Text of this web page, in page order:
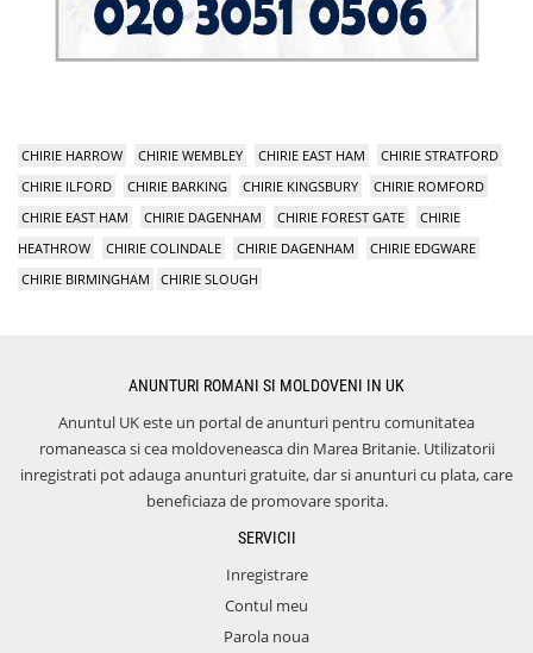
CHIRIE HARROW CHIRIE WEMBLEY CHIRIE EAST HAM
CHIRIE STRATFORD
CHIRIE ILFORD
CHIRIE BARKING CHIRIE KINGSBURY
CHIRIE ROMFORD
CHIRIE EAST HAM
CHIRIE DAGENHAM CHIRIE FOREST GATE
CHIRIE
HEATHROW
CHIRIE COLINDALE CHIRIE DAGENHAM
CHIRIE EDGWARE
CHIRIE BIRMINGHAM
CHIRIE SLOUGH
ANUNTURI ROMANI SI MOLDOVENI IN UK
Anuntul UK este un portal de anunturi pentru comunitatea
romaneasca si cea moldoveneasca din Marea Britanie. Utilizatorii
inregistrati pot adauga anunturi gratuite, dar si anunturi cu plata, care
beneficiaza de promovare sporita.
SERVICII
Inregistrare
Contul meu
Parola noua